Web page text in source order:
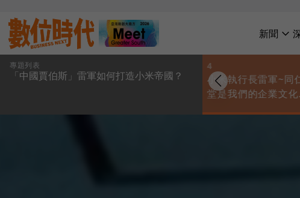
新聞
專題列表
「中國賈伯斯」雷軍如何打造小米帝國？
京直擊】 小米3、
「中國的蘋果」小米
4
小米執行長雷軍~同
堂是我們的企業文化